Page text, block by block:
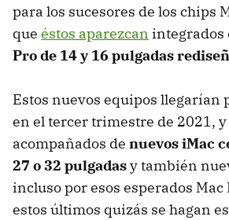
para los sucesores de los chips
que éstos aparezcan integrados
Pro de 14 y 16 pulgadas
Estos nuevos equipos llegarían
en el tercer trimestre de 2021, y
acompañados de nuevos iMac
27 o 32 pulgadasy también
incluso por esos esperados Mac
estos últimos quizás se hagan